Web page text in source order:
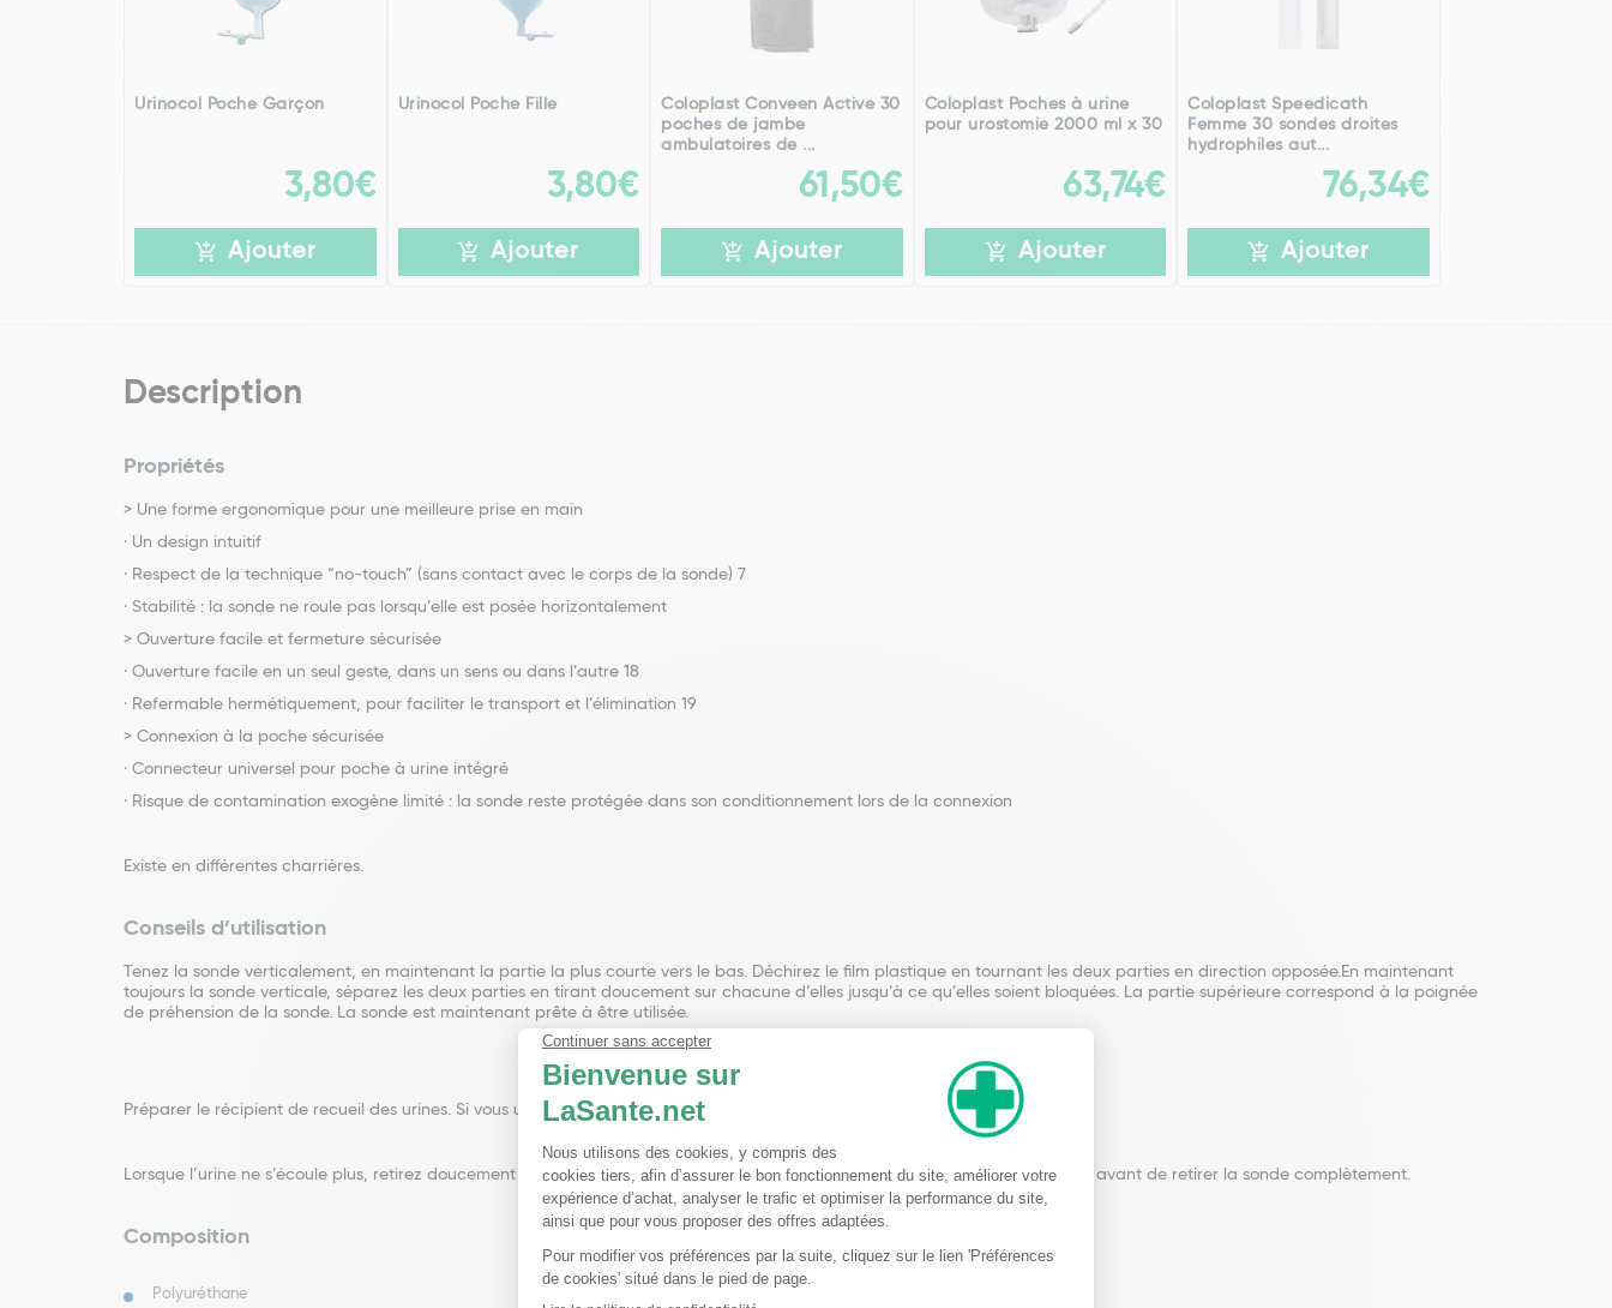
Urinocol Poche Garçon
3,80€
Ajouter
Urinocol Poche Fille
3,80€
Ajouter
Coloplast Conveen Active 30
poches de jambe
ambulatoires de ...
61,50€
Ajouter
Coloplast Poches à urine
pour urostomie 2000 ml x 30
63,74€
Ajouter
Coloplast Speedicath
Femme 30 sondes droites
hydrophiles aut...
76,34€
Ajouter
Description
Propriétés
> Une forme ergonomique pour une meilleure prise en main
· Un design intuitif
· Respect de la technique “no-touch” (sans contact avec le corps de la sonde) 7
· Stabilité : la sonde ne roule pas lorsqu’elle est posée horizontalement
> Ouverture facile et fermeture sécurisée
· Ouverture facile en un seul geste, dans un sens ou dans l’autre 18
· Refermable hermétiquement, pour faciliter le transport et l’élimination 19
> Connexion à la poche sécurisée
· Connecteur universel pour poche à urine intégré
· Risque de contamination exogène limité : la sonde reste protégée dans son conditionnement lors de la connexion
Existe en différentes charrières.
Conseils d’utilisation
Tenez la sonde verticalement, en maintenant la partie la plus courte vers le bas. Déchirez le film plastique en tournant les deux parties en direction opposée.En maintenant
toujours la sonde verticale, séparez les deux parties en tirant doucement sur chacune d’elles jusqu’à ce qu’elles soient bloquées. La partie supérieure correspond à la poignée
de préhension de la sonde. La sonde est maintenant prête à être utilisée.
Préparer le récipient de recueil des urines. Si vous utilisez une poche à urine, connectez-la préalablement à la sonde.
Lorsque l’urine ne s’écoule plus, retirez doucement la sonde. Si de l’urine recommence à couler, attendez quelques secondes avant de retirer la sonde complètement.
Composition
Polyuréthane